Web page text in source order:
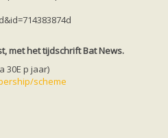
met het tijdschrift Bat News.
30E p jaar)
scheme